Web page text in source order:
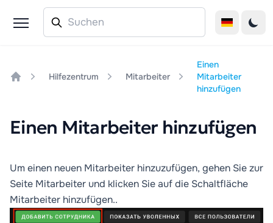
Hilfezentrum Mitarbeiter
Einen
Mitarbeiter
hinzufügen
Einen Mitarbeiter hinzufügen
Um einen neuen Mitarbeiter hinzuzufügen, gehen Sie zur
Seite Mitarbeiter und klicken Sie auf die Schaltfläche
Mitarbeiter hinzufügen..